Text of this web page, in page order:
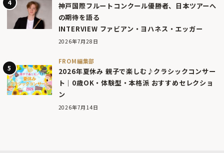
神戸国際フルートコンクール優勝者、日本ツアーへ
の期待を語る
INTERVIEW ファビアン・ヨハネス・エッガー
2026年7月28日
FROM編集部
2026年夏休み 親子で楽しむ♪クラシックコンサー
ト｜0歳OK・体験型・本格派 おすすめセレクショ
ン
2026年7月14日